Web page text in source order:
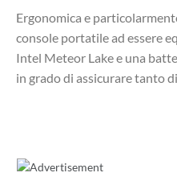
Ergonomica e
console portatile ad essere
Intel Meteor Lake e una
in grado di assicurare tanto